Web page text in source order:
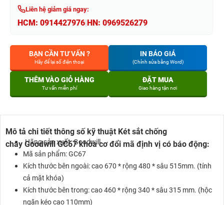
Liên hệ giảm giá ngay:
HCM: 0914427976 HN: 0969526279
BẠN CẦN TƯ VẤN ?
Hãy để lại số điện thoại
IN BÁO GIÁ
(Chỉnh sửa bằng Word)
THÊM VÀO GIỎ HÀNG
Tư vấn miễn phí
ĐẶT MUA
Giao hàng tận nơi
Mô tả chi tiết thông số kỹ thuật Két sắt chống
cháy Goodwill GC67 khóa cơ đổi mã định vị có báo động:
Hãng sản xuất: Goodwill
Mã sản phẩm: GC67
Kích thước bên ngoài: cao 670 * rộng 480 * sâu 515mm. (tính
cả mặt khóa)
Kích thước bên trong: cao 460 * rộng 340 * sâu 315 mm. (hộc
ngăn kéo cao 110mm)